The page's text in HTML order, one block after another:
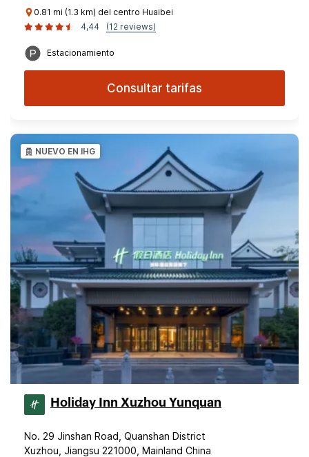
0.81 mi (1.3 km) del centro Huaibei
4,44
(12 reviews)
Estacionamiento
Consultar tarifas
NUEVO EN IHG
Holiday Inn Xuzhou Yunquan
No. 29 Jinshan Road, Quanshan District
Xuzhou, Jiangsu 221000, Mainland China